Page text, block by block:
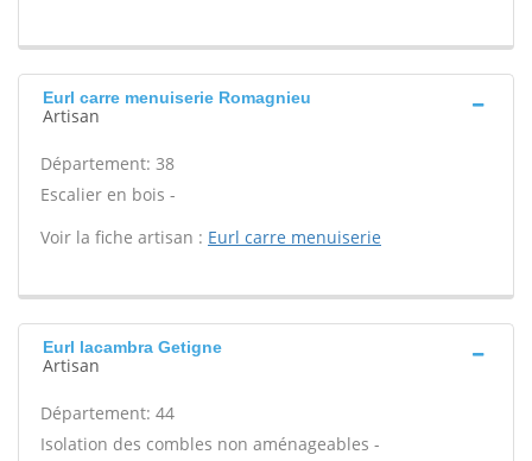
Eurl carre menuiserie Romagnieu
Artisan
Département: 38
Escalier en bois -
Voir la fiche artisan : Eurl carre menuiserie
Eurl lacambra Getigne
Artisan
Département: 44
Isolation des combles non aménageables -